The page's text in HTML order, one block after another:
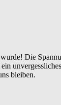
Die
bleiben.